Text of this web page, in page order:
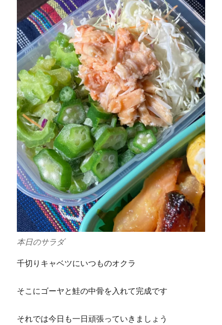
本日のサラダ
千切りキャベツにいつものオクラ
そこにゴーヤと鮭の中骨を入れて完成です
それでは今日も一日頑張っていきましょう